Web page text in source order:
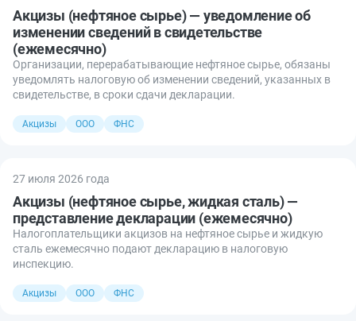
Акцизы (нефтяное сырье) — уведомление об
изменении сведений в свидетельстве
(ежемесячно)
Организации, перерабатывающие нефтяное сырье, обязаны
уведомлять налоговую об изменении сведений, указанных в
свидетельстве, в сроки сдачи декларации.
Акцизы ООО ФНС
27 июля 2026 года
Акцизы (нефтяное сырье, жидкая сталь) —
представление декларации (ежемесячно)
Налогоплательщики акцизов на нефтяное сырье и жидкую
сталь ежемесячно подают декларацию в налоговую
инспекцию.
Акцизы ООО ФНС